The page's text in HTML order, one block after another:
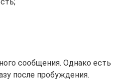
сообщения. Однако есть
после пробуждения.